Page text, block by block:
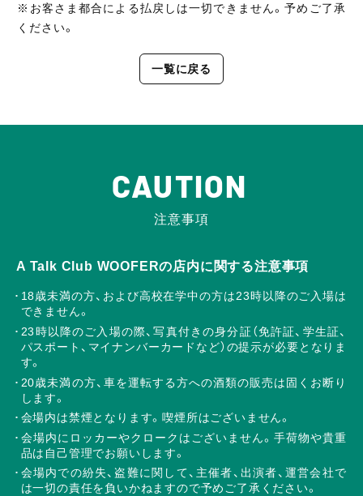
※お客さま都合による払戻しは一切できません。予めご了承
ください。
一覧に戻る
CAUTION
注意事項
A Talk Club WOOFERの店内に関する注意事項
18歳未満の方、および高校在学中の方は23時以降のご入場は
できません。
23時以降のご入場の際、写真付きの身分証（免許証、学生証、
パスポート、マイナンバーカードなど）の提示が必要となりま
す。
20歳未満の方、車を運転する方への酒類の販売は固くお断り
します。
会場内は禁煙となります。喫煙所はございません。
会場内にロッカーやクロークはございません。手荷物や貴重
品は自己管理でお願いします。
会場内での紛失、盗難に関して、主催者、出演者、運営会社で
は一切の責任を負いかねますので予めご了承ください。